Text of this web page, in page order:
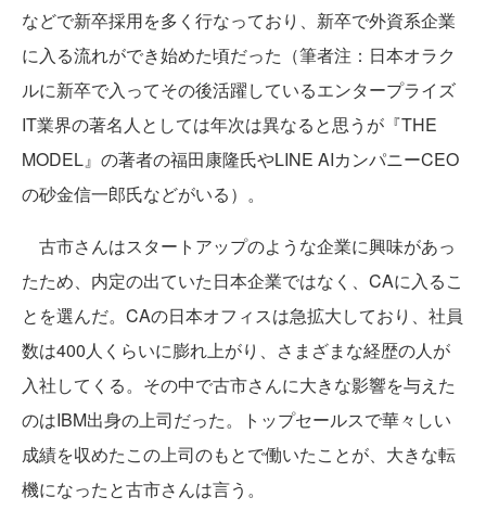
などで新卒採用を多く行なっており、新卒で外資系企業
に入る流れができ始めた頃だった（筆者注：日本オラク
ルに新卒で入ってその後活躍しているエンタープライズ
IT業界の著名人としては年次は異なると思うが『THE
MODEL』の著者の福田康隆氏やLINE AIカンパニーCEO
の砂金信一郎氏などがいる）。
古市さんはスタートアップのような企業に興味があっ
たため、内定の出ていた日本企業ではなく、CAに入るこ
とを選んだ。CAの日本オフィスは急拡大しており、社員
数は400人くらいに膨れ上がり、さまざまな経歴の人が
入社してくる。その中で古市さんに大きな影響を与えた
のはIBM出身の上司だった。トップセールスで華々しい
成績を収めたこの上司のもとで働いたことが、大きな転
機になったと古市さんは言う。